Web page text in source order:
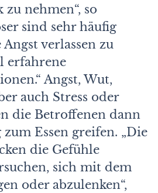
nehmen“, so
sind sehr häufig
verlassen zu
erfahrene
Angst, Wut,
auch Stress oder
die Betroffenen dann
Essen greifen. „Die
die Gefühle
sich mit dem
oder abzulenken“,